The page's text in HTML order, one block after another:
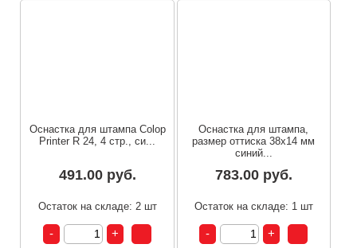
Оснастка для штампа Colop
Printer R 24, 4 стр., си...
491.00 руб.
Остаток на складе: 2 шт
Оснастка для штампа,
размер оттиска 38х14 мм
синий...
783.00 руб.
Остаток на складе: 1 шт